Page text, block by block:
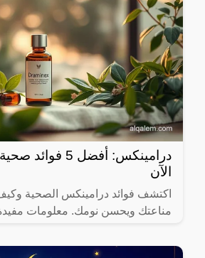
درامينكس: أفضل 5
الآن
اكتشف فوائد درامينكس الصحية
مناعتك ويحسن نومك. معلومات